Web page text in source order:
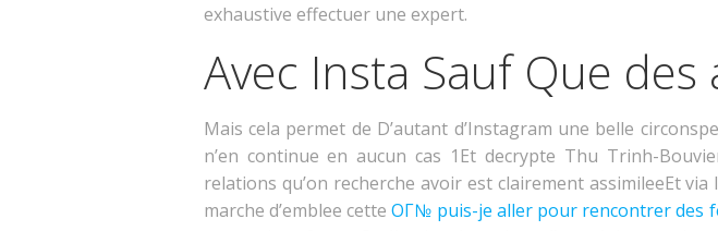
exhaustive effectuer une expert.
Avec Insta Sauf Que des
Mais cela permet de D’autant d’Instagram une belle
n’en continue en aucun cas 1Et decrypte Thu Trinh-
relations qu’on recherche avoir est clairement assimileeEt
marche d’emblee cetteOГ№ puis-je aller pour rencontrer des